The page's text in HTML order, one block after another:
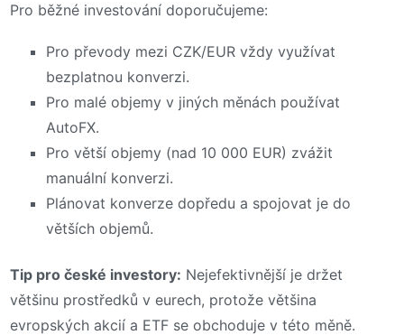
Pro běžné investování doporučujeme:
Pro převody mezi CZK/EUR vždy využívat
bezplatnou konverzi.
Pro malé objemy v jiných měnách používat
AutoFX.
Pro větší objemy (nad 10 000 EUR) zvážit
manuální konverzi.
Plánovat konverze dopředu a spojovat je do
větších objemů.
Tip pro české investory: Nejefektivnější je držet
většinu prostředků v eurech, protože většina
evropských akcií a ETF se obchoduje v této měně.